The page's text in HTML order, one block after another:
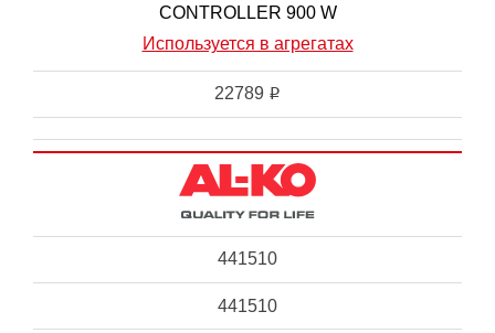
CONTROLLER 900 W
Используется в агрегатах
22789 i
441510
441510